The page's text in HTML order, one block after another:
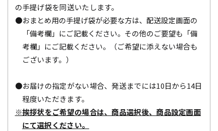
の手提げ袋を同送いたします。
●おまとめ用の手提げ袋が必要な方は、配送設定画面の
「備考欄」にご記載ください。その他のご要望も「備
考欄」にご記載ください。（ご希望に添えない場合も
ございます。）
●お届けの指定がない場合、発送までには10日から14日
程度いただきます。
※挨拶状をご希望の場合は、商品選択後、商品設定画面
にて選択ください。